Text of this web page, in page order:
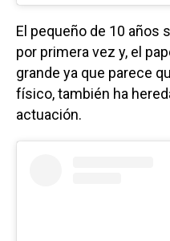
El pequeño de 10 años
por primera vez y, el
grande ya que parece
físico, también ha
actuación.